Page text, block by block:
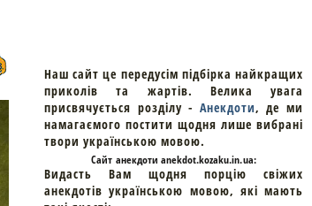
Наш сайт це передусім підбірка найкращих
приколів та жартів. Велика увага
присвячується розділу - Анекдоти, де ми
намагаємого постити щодня лише вибрані
твори українською мовою.
Cайт анекдоти anekdot.kozaku.in.ua:
Видасть Вам щодня порцію свіжих
анекдотів українською мовою, які мають